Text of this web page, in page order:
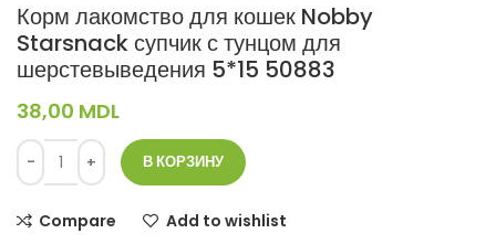
Корм лакомство для кошек Nobby
Starsnack супчик с тунцом для
шерстевыведения 5*15 50883
38,00 MDL
В КОРЗИНУ
Compare Add to wishlist